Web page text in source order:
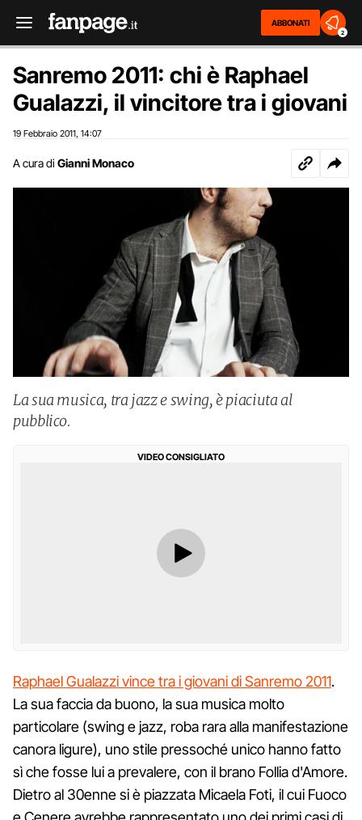
ABBONATI
2
Sanremo 2011: chi è Raphael
Gualazzi, il vincitore tra i giovani
19 Febbraio 2011 14:07
A cura di Gianni Monaco
La sua musica, tra jazz e swing, è piaciuta al
pubblico.
VIDEO CONSIGLIATO
Raphael Gualazzi vince tra i giovani di Sanremo 2011.
La sua faccia da buono, la sua musica molto
particolare (swing e jazz, roba rara alla manifestazione
canora ligure), uno stile pressoché unico hanno fatto
sì che fosse lui a prevalere, con il brano Follia d'Amore.
Dietro al 30enne si è piazzata Micaela Foti, il cui Fuoco